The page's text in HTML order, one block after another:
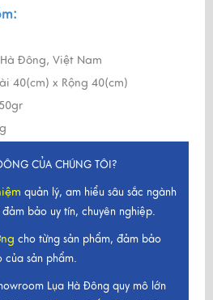
Đông, Việt Nam
40(cm) x Rộng 40(cm)
CỦA CHÚNG TÔI?
quản lý, am hiểu sâu sắc ngành
bảo uy tín, chuyên nghiệp.
cho từng sản phẩm, đảm bảo
của sản phẩm.
Lụa Hà Đông quy mô lớn